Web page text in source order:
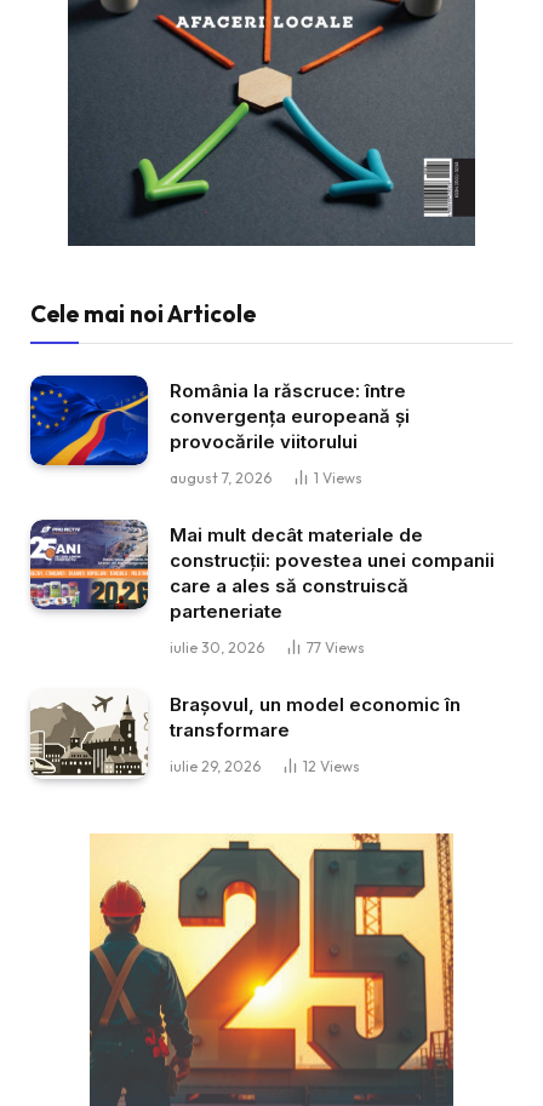
Cele mai noi Articole
România la răscruce: între
convergența europeană și
provocările viitorului
august 7, 2026 1 Views
Mai mult decât materiale de
construcții: povestea unei companii
care a ales să construiscă
parteneriate
iulie 30, 2026 77 Views
Brașovul, un model economic în
transformare
iulie 29, 2026 12 Views